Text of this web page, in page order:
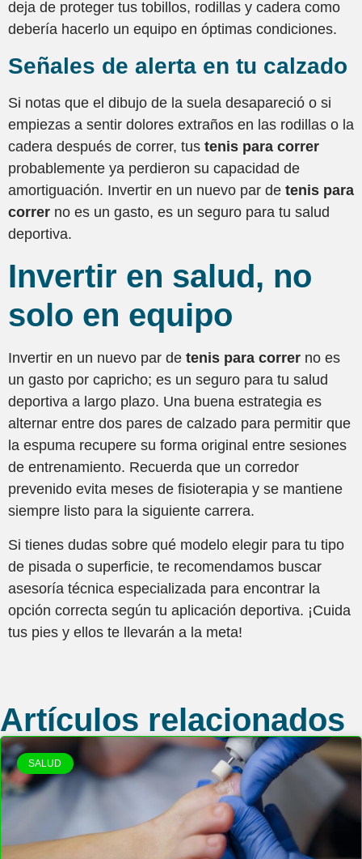
deja de proteger tus tobillos, rodillas y cadera como
debería hacerlo un equipo en óptimas condiciones.
Señales de alerta en tu calzado
Si notas que el dibujo de la suela desapareció o si
empiezas a sentir dolores extraños en las rodillas o la
cadera después de correr, tus tenis para correr
probablemente ya perdieron su capacidad de
amortiguación. Invertir en un nuevo par de tenis para
correr no es un gasto, es un seguro para tu salud
deportiva.
Invertir en salud, no
solo en equipo
Invertir en un nuevo par de tenis para correr no es
un gasto por capricho; es un seguro para tu salud
deportiva a largo plazo. Una buena estrategia es
alternar entre dos pares de calzado para permitir que
la espuma recupere su forma original entre sesiones
de entrenamiento. Recuerda que un corredor
prevenido evita meses de fisioterapia y se mantiene
siempre listo para la siguiente carrera.
Si tienes dudas sobre qué modelo elegir para tu tipo
de pisada o superficie, te recomendamos buscar
asesoría técnica especializada para encontrar la
opción correcta según tu aplicación deportiva. ¡Cuida
tus pies y ellos te llevarán a la meta!
Artículos relacionados
SALUD